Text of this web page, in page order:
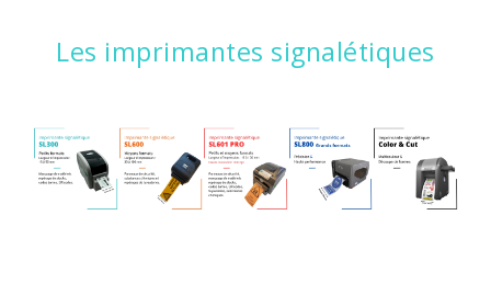
Les imprimantes signalétiques